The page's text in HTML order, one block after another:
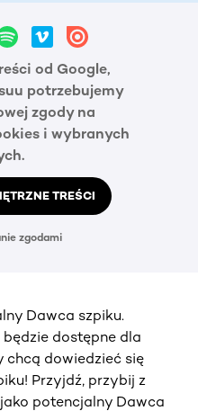
od Google,
potrzebujemy
zgody na
i wybranych
TREŚCI
zgodami
Dawca szpiku.
dostępne dla
dowiedzieć się
Przyjdź, przybij z
potencjalny Dawca